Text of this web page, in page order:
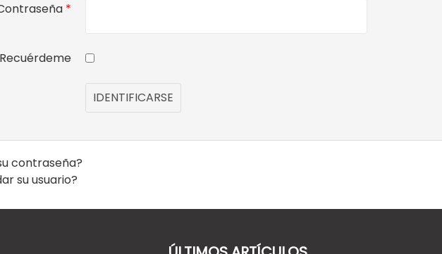
*
IDENTIFICARSE
contraseña?
su usuario?